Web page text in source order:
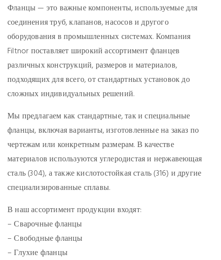
Фланцы — это важные компоненты, используемые для
соединения труб, клапанов, насосов и другого
оборудования в промышленных системах. Компания
Filtnor поставляет широкий ассортимент фланцев
различных конструкций, размеров и материалов,
подходящих для всего, от стандартных установок до
сложных индивидуальных решений.
Мы предлагаем как стандартные, так и специальные
фланцы, включая варианты, изготовленные на заказ по
чертежам или конкретным размерам. В качестве
материалов используются углеродистая и нержавеющая
сталь (304), а также кислотостойкая сталь (316) и другие
специализированные сплавы.
В наш ассортимент продукции входят:
–Сварочные фланцы
–Свободные фланцы
–Глухие фланцы